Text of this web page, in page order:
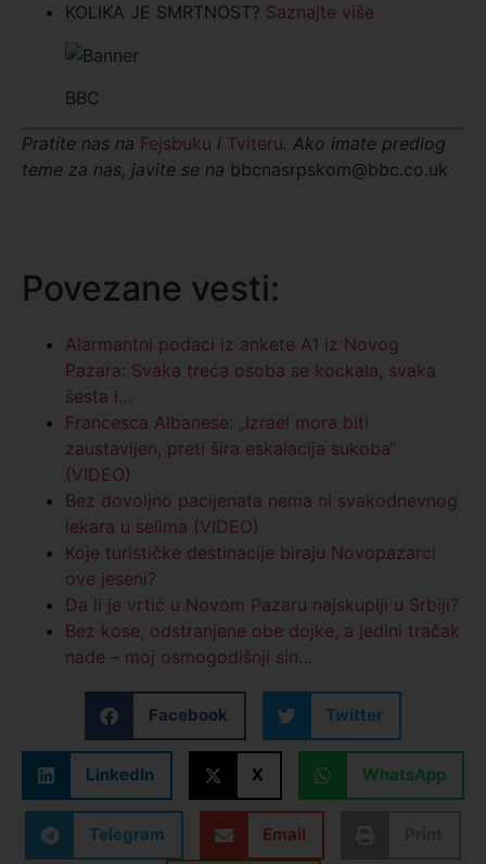
KOLIKA JE SMRTNOST? Saznajte više
BBC
Pratite nas na Fejsbuku i Tviteru. Ako imate predlog
teme za nas, javite se na bbcnasrpskom@bbc.co.uk
Povezane vesti:
Alarmantni podaci iz ankete A1 iz Novog
Pazara: Svaka treća osoba se kockala, svaka
šesta i…
Francesca Albanese: „Izrael mora biti
zaustavljen, preti šira eskalacija sukoba“
(VIDEO)
Bez dovoljno pacijenata nema ni svakodnevnog
lekara u selima (VIDEO)
Koje turističke destinacije biraju Novopazarci
ove jeseni?
Da li je vrtić u Novom Pazaru najskuplji u Srbiji?
Bez kose, odstranjene obe dojke, a jedini tračak
nade – moj osmogodišnji sin…
Facebook Twitter
LinkedIn X WhatsApp
Telegram Email